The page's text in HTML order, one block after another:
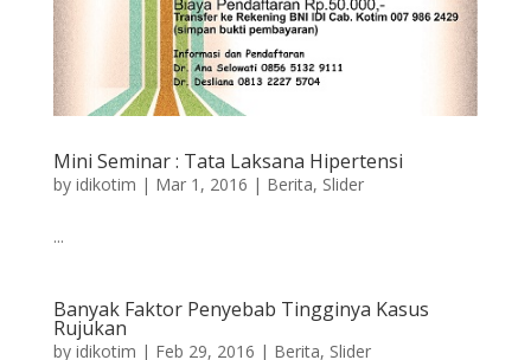
Mini Seminar : Tata Laksana Hipertensi
by idikotim | Mar 1, 2016 | Berita, Slider
...
Banyak Faktor Penyebab Tingginya Kasus
Rujukan
by idikotim | Feb 29, 2016 | Berita, Slider